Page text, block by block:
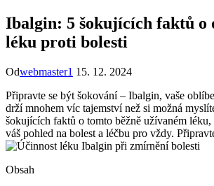
Ibalgin: 5 šokujících faktů o
léku proti bolesti
Odwebmaster1 15. 12. 2024
Připravte se být šokování – Ibalgin, vaše
drží mnohem víc tajemství než si možná
šokujících faktů o tomto běžně užívaném
váš pohled na bolest a léčbu pro vždy.
Obsah